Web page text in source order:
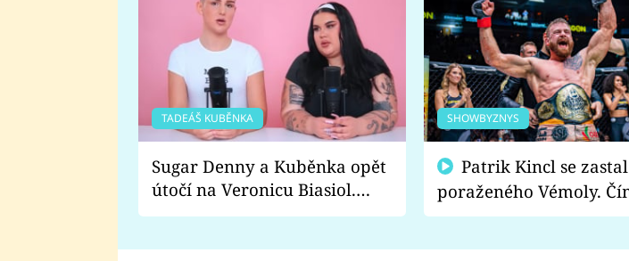
TADEÁŠ KUBĚNKA
Sugar Denny a Kuběnka opět
útočí na Veronicu Biasiol.
Proč je podle nich falešná a
SHOWBYZNYS
poraženého Vémoly.
fanoušci naštvali?